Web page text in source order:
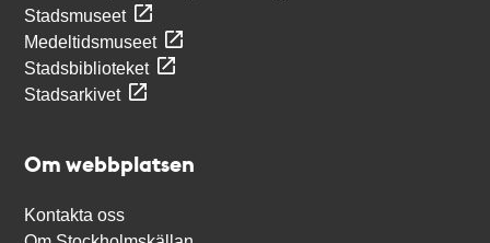
Stadsmuseet
Medeltidsmuseet
Stadsbiblioteket
Stadsarkivet
Om webbplatsen
Kontakta oss